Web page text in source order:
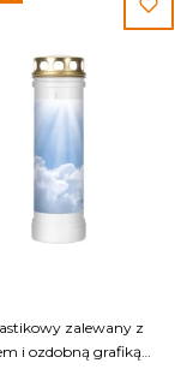
zalewany z
i ozdobną grafiką